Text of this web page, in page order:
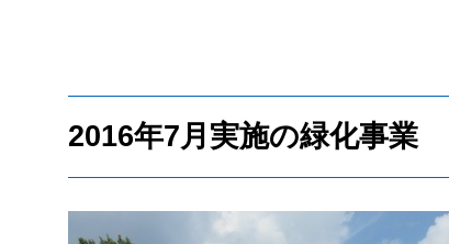
2016年7月実施の緑化事業